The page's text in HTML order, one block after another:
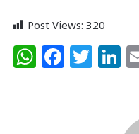
Post Views: 320
W F T Li
e